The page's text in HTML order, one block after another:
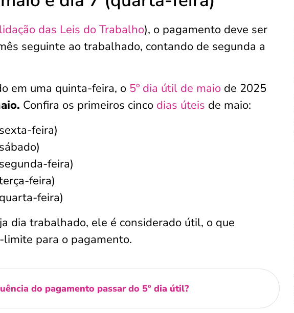
das Leis do Trabalho), o pagamento deve ser
seguinte ao trabalhado, contando de segunda a
em uma quinta-feira, o 5º dia útil de maio de 2025
Confira os primeiros cinco dias úteis de maio:
feira)
feira)
feira)
feira)
dia trabalhado, ele é considerado útil, o que
para o pagamento.
do pagamento passar do 5º dia útil?